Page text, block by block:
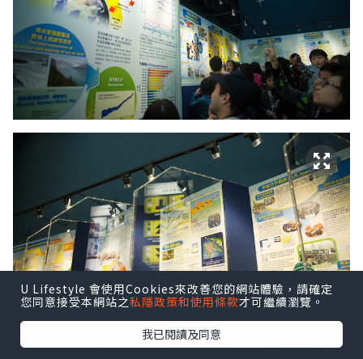
U Lifestyle 會使用Cookies來改善您的網站體驗，請確定
您同意接受本網站之私隱政策和使用條款才可繼續瀏覽。
我已閱讀及同意